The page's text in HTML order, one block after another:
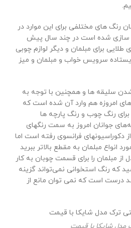
رنگ های مختلفی برای این موارد در
سازی شده است در چند سال پیش
طلایی برای مبلمان و دیگر لوازم چوبی
سرویس خواب و مبلمان و میز
شدن سلیقه ها و همچنین با توجه به
امروزه هم وارد آن شده است که
برای رنگ چوب و رنگ پارچه ها
جوانان امروز به سمت رنگهای
دکوراسیونهای فرانسوی رفته است اما
انواع مبلمان به مقطع بالاتر ببرید
از مبلمان را برای قسمت چوبان به کار
که رنگ استخوانی نمی‌تواند گزینه
درست است که نمی توان مانع از